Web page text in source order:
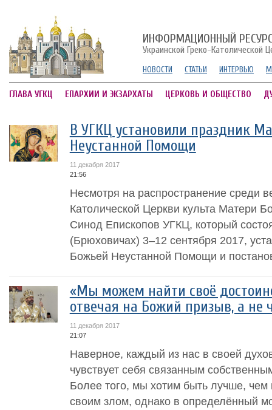
ИНФОРМАЦИОННЫЙ
Украинской Греко-Католической
НОВОСТИ СТАТЬИ ИНТЕРВЬЮ
ГЛАВА УГКЦ ЕПАРХИИ И ЭКЗАРХАТЫ ЦЕРКОВЬ И ОБЩЕСТВО
В УГКЦ установили праздник
Неустанной Помощи
11 декабря 2017
21:56
Несмотря на распространение среди
Католической Церкви культа Матери
Синод Епископов УГКЦ, который
(Брюховичах) 3–12 сентября 2017,
Божьей Неустанной Помощи и
«Мы можем найти своё
отвечая на Божий призыв, а не
11 декабря 2017
21:07
Наверное, каждый из нас в своей
чувствует себя связанным
Более того, мы хотим быть лучше,
своим злом, однако в определённый